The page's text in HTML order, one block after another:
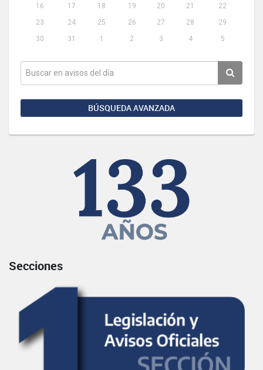
16
17 18 19 20 21
22
23
24 25 26 27 28
29
30
31 1 2 3 4 5
BÚSQUEDA AVANZADA
Secciones